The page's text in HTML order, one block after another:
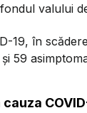
valului
19, în
59